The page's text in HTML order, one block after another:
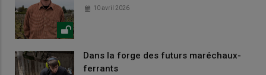
10 avril 2026
Dans la forge des futurs maréchaux-
ferrants